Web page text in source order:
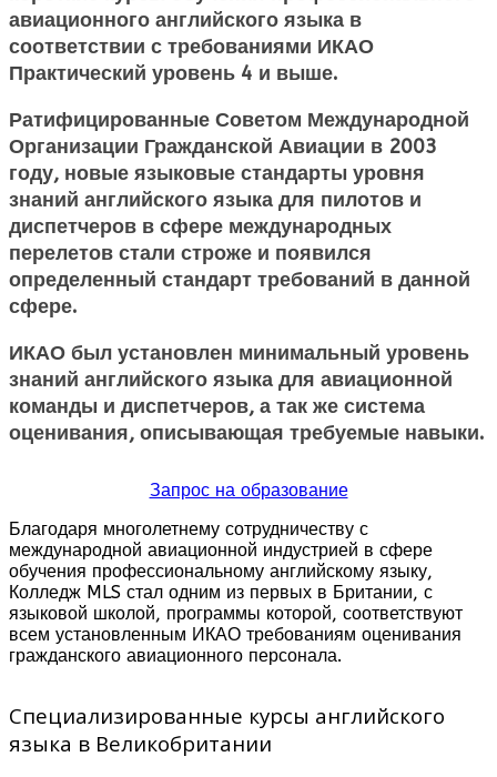
авиационного английского языка в
соответствии с требованиями ИКАО
Практический уровень 4 и выше.
Ратифицированные Советом Международной
Организации Гражданской Авиации в 2003
году, новые языковые стандарты уровня
знаний английского языка для пилотов и
диспетчеров в сфере международных
перелетов стали строже и появился
определенный стандарт требований в данной
сфере.
ИКАО был установлен минимальный уровень
знаний английского языка для авиационной
команды и диспетчеров, а так же система
оценивания, описывающая требуемые навыки.
Запрос на образование
Благодаря многолетнему сотрудничеству с
международной авиационной индустрией в сфере
обучения профессиональному английскому языку,
Колледж MLS стал одним из первых в Британии, с
языковой школой, программы которой, соответствуют
всем установленным ИКАО требованиям оценивания
гражданского авиационного персонала.
Специализированные курсы английского
языка в Великобритании